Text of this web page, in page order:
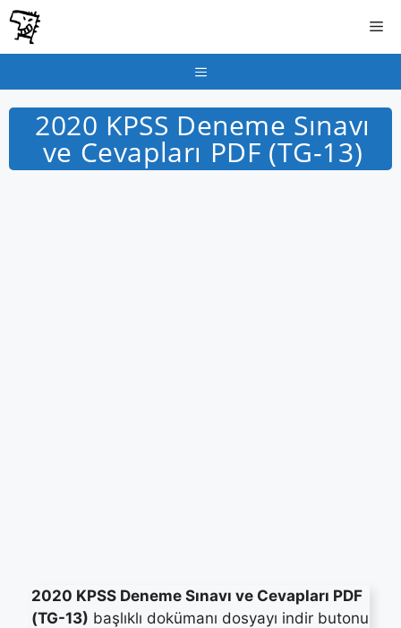
İçeriğe
atla
2020 KPSS Deneme Sınavı
ve Cevapları PDF (TG-13)
2020 KPSS Deneme Sınavı ve Cevapları PDF
(TG-13) başlıklı dokümanı dosyayı indir butonu